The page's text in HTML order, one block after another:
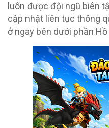
luôn được đội ngũ biên
cập nhật liên tục thông
ở ngay bên dưới phần Hồ